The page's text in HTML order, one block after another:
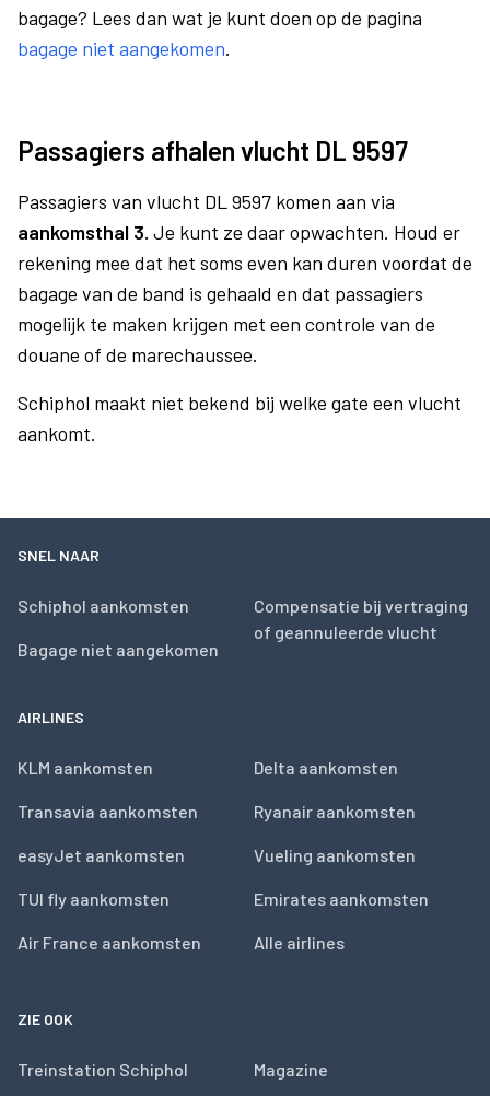
bagage? Lees dan wat je kunt doen op de pagina
bagage niet aangekomen.
Passagiers afhalen vlucht DL 9597
Passagiers van vlucht DL 9597 komen aan via
aankomsthal 3. Je kunt ze daar opwachten. Houd er
rekening mee dat het soms even kan duren voordat de
bagage van de band is gehaald en dat passagiers
mogelijk te maken krijgen met een controle van de
douane of de marechaussee.
Schiphol maakt niet bekend bij welke gate een vlucht
aankomt.
SNEL NAAR
Schiphol aankomsten
Bagage niet aangekomen
Compensatie bij vertraging
of geannuleerde vlucht
AIRLINES
KLM aankomsten
Transavia aankomsten
easyJet aankomsten
TUI fly aankomsten
Air France aankomsten
Delta aankomsten
Ryanair aankomsten
Vueling aankomsten
Emirates aankomsten
Alle airlines
ZIE OOK
Treinstation Schiphol Magazine